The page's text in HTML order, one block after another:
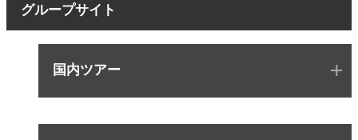
グループサイト
国内ツアー